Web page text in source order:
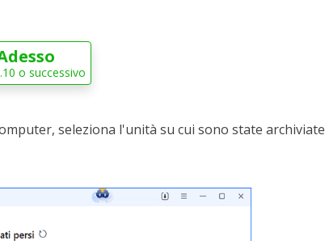
o successivo
seleziona l'unità su cui sono state archiviate